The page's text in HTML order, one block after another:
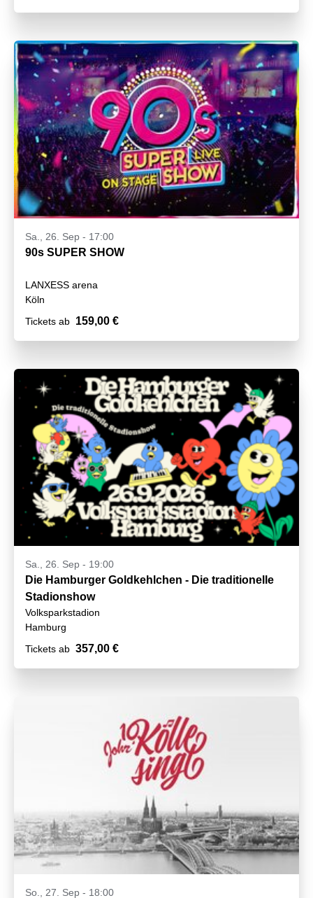
Sa., 26. Sep - 17:00
90s SUPER SHOW
LANXESS arena
Köln
Tickets ab 159,00 €
Sa., 26. Sep - 19:00
Die Hamburger Goldkehlchen - Die traditionelle
Stadionshow
Volksparkstadion
Hamburg
Tickets ab 357,00 €
So., 27. Sep - 18:00